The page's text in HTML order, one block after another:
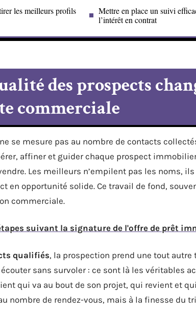
les meilleurs profils
Mettre en place un suivi
l’intérêt en contrat
des prospects
commerciale
se mesure pas au nombre de contacts
affiner et guider chaque prospect
Les meilleurs n’empilent pas les noms,
en opportunité solide. Ce travail de fond,
commerciale.
suivant la signature de l'offre de prêt
qualifiés, la prospection prend une tout
sans survoler : ce sont là les véritables
qui va au bout de son projet, qui revient et
nombre de rendez-vous, mais à la finesse du